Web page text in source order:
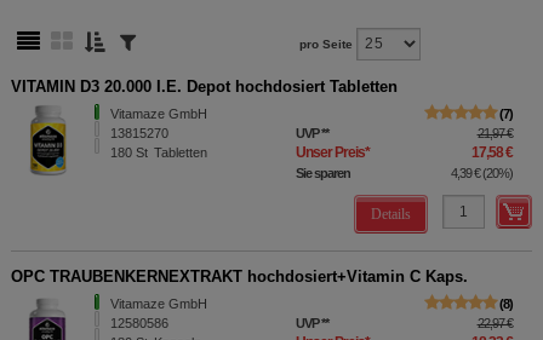
pro Seite
VITAMIN D3 20.000 I.E. Depot hochdosiert Tabletten
Vitamaze GmbH
13815270
180 St Tabletten
7
UVP** 21,97 €
Unser Preis* 17,58 €
Sie sparen 4,39 €(20%)
Details
OPC TRAUBENKERNEXTRAKT hochdosiert+Vitamin C Kaps.
Vitamaze GmbH
12580586
8
UVP** 22,97 €